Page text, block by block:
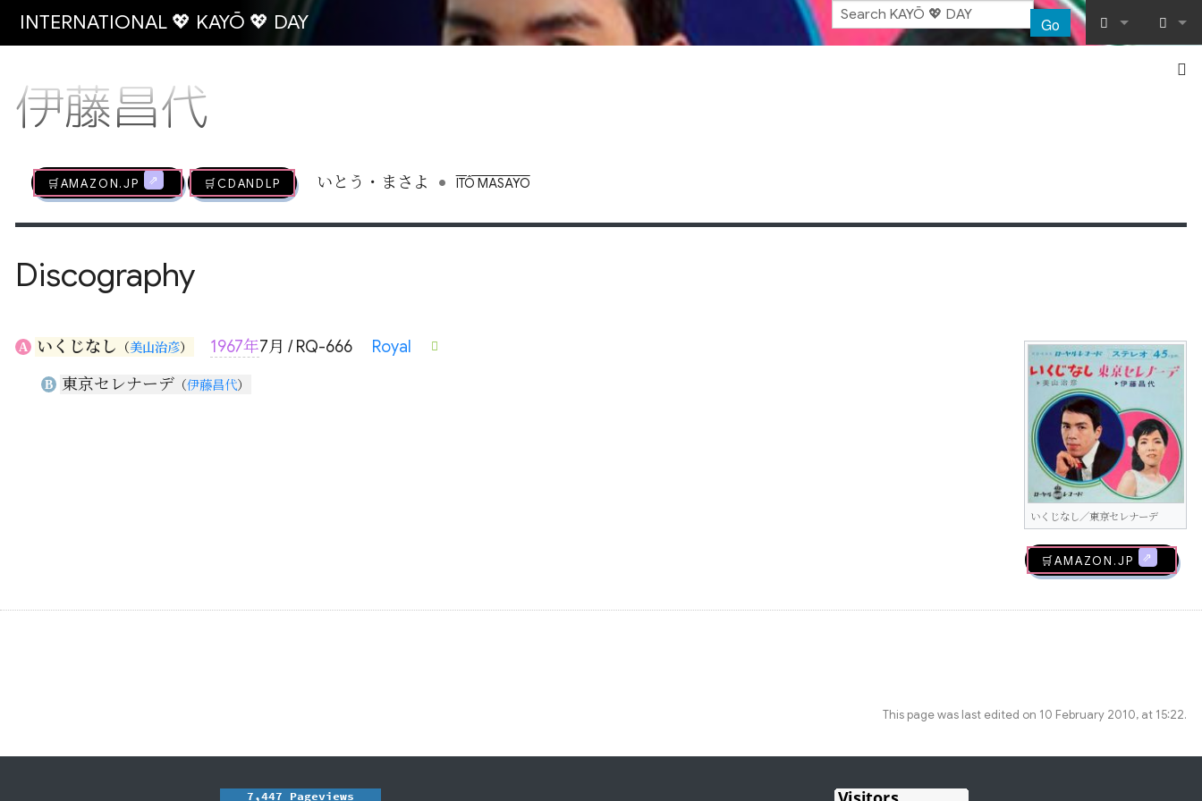
INTERNATIONAL 💖 KAYŌ 💖 DAY Go
What links
Help
Log in
伊藤昌代
🛒AMAZON.jp 🛒CDandLP いとう・まさよ • ITÔ MASAYO
Discography
A いくじなし （美山治彦） 1967年7月 / RQ-666 Royal
B 東京セレナーデ （伊藤昌代）
いくじなし／東京セレナーデ
🛒AMAZON.jp
This page was last edited on 10 February 2010, at 15:22.